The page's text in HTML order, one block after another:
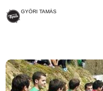
GYŐRI TAMÁS